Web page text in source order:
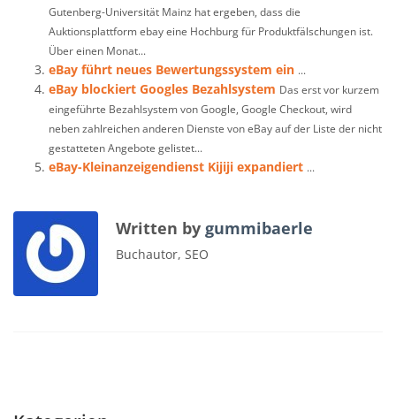
Gutenberg-Universität Mainz hat ergeben, dass die
Auktionsplattform ebay eine Hochburg für Produktfälschungen ist.
Über einen Monat...
eBay führt neues Bewertungssystem ein ...
eBay blockiert Googles Bezahlsystem Das erst vor kurzem
eingeführte Bezahlsystem von Google, Google Checkout, wird
neben zahlreichen anderen Dienste von eBay auf der Liste der nicht
gestatteten Angebote gelistet...
eBay-Kleinanzeigendienst Kijiji expandiert ...
Written by gummibaerle
Buchautor, SEO